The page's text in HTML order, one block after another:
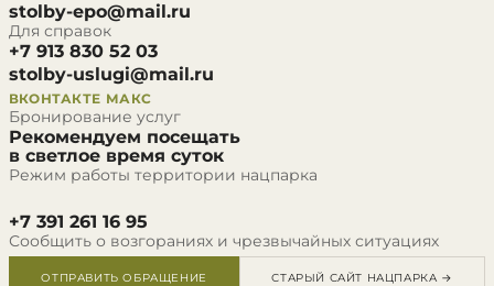
stolby-epo@mail.ru
Для справок
+7 913 830 52 03
stolby-uslugi@mail.ru
ВКОНТАКТЕ МАКС
Бронирование услуг
Рекомендуем посещать
в светлое время суток
Режим работы территории нацпарка
+7 391 261 16 95
Сообщить о возгораниях и чрезвычайных ситуациях
ОТПРАВИТЬ ОБРАЩЕНИЕ СТАРЫЙ САЙТ НАЦПАРКА →